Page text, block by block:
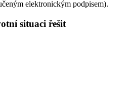
elektronickým podpisem).
situaci řešit